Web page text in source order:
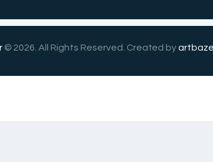
© 2026. All Rights Reserved. Created by